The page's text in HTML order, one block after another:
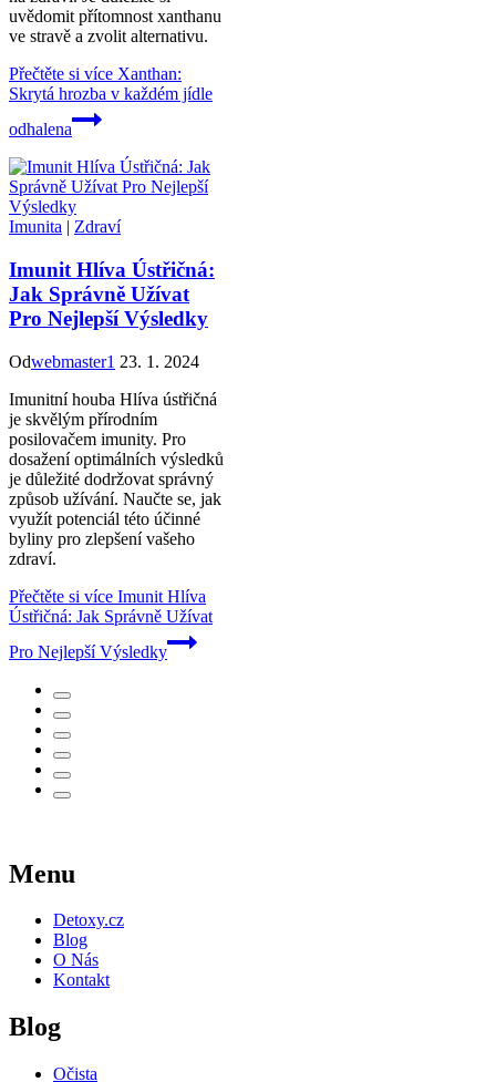
uvědomit přítomnost xanthanu
ve stravě a zvolit alternativu.
Přečtěte si více Xanthan:
Skrytá hrozba v každém jídle
odhalena
Imunita | Zdraví
Imunit Hlíva Ústřičná:
Jak Správně Užívat
Pro Nejlepší Výsledky
Odwebmaster1 23. 1. 2024
Imunitní houba Hlíva ústřičná
je skvělým přírodním
posilovačem imunity. Pro
dosažení optimálních výsledků
je důležité dodržovat správný
způsob užívání. Naučte se, jak
využít potenciál této účinné
byliny pro zlepšení vašeho
zdraví.
Přečtěte si více Imunit Hlíva
Ústřičná: Jak Správně Užívat
Pro Nejlepší Výsledky
Menu
Detoxy.cz
Blog
O Nás
Kontakt
Blog
Očista